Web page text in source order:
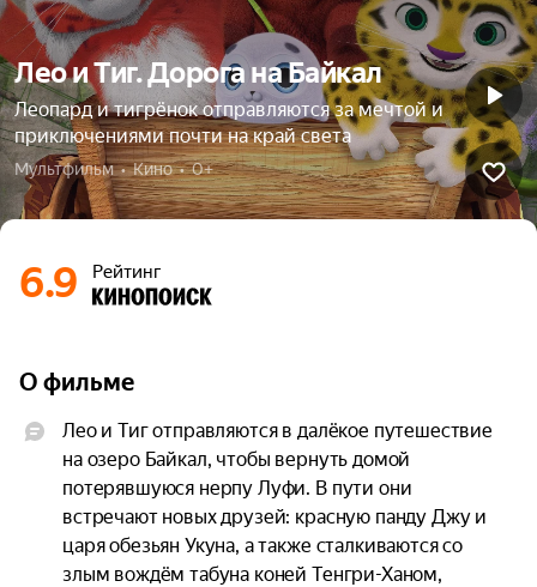
Лео и Тиг. Дорога на Байкал
Леопард и тигрёнок отправляются за мечтой и
приключениями почти на край света
Мультфильм  •  Кино  •  0+
6.9 Рейтинг
О фильме
Лео и Тиг отправляются в далёкое путешествие
на озеро Байкал, чтобы вернуть домой
потерявшуюся нерпу Луфи. В пути они
встречают новых друзей: красную панду Джу и
царя обезьян Укуна, а также сталкиваются со
злым вождём табуна коней Тенгри-Ханом,